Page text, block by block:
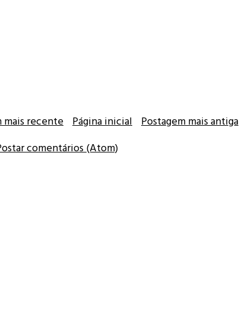
mais recente Postagem mais antiga
Página inicial
comentários (Atom)